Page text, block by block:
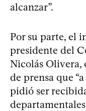
alcanzar”.
Por su parte, el
presidente del
Nicolás Olivera,
de prensa que
pidió ser